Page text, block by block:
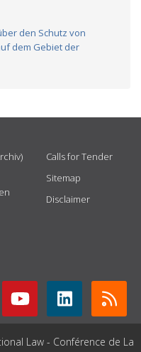
den Schutz von
dem Gebiet der
Calls for Tender
Sitemap
Disclaimer
Law - Conférence de La